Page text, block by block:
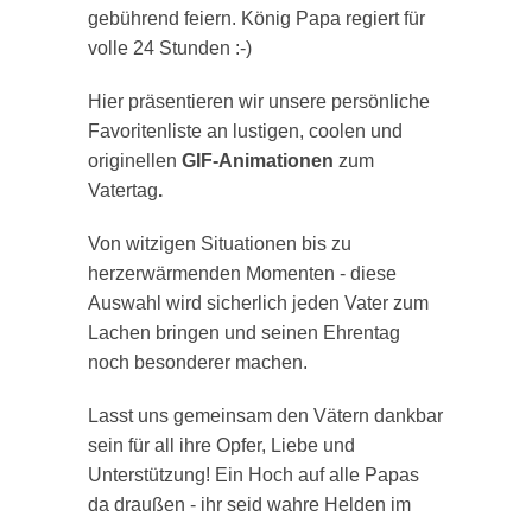
gebührend feiern. König Papa regiert für
volle 24 Stunden :-)
Hier präsentieren wir unsere persönliche
Favoritenliste an lustigen, coolen und
originellen GIF-Animationen zum
Vatertag.
Von witzigen Situationen bis zu
herzerwärmenden Momenten - diese
Auswahl wird sicherlich jeden Vater zum
Lachen bringen und seinen Ehrentag
noch besonderer machen.
Lasst uns gemeinsam den Vätern dankbar
sein für all ihre Opfer, Liebe und
Unterstützung! Ein Hoch auf alle Papas
da draußen - ihr seid wahre Helden im